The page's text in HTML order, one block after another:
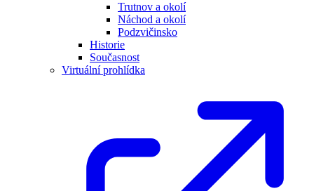
Trutnov a okolí
Náchod a okolí
Podzvičinsko
Historie
Současnost
Virtuální prohlídka